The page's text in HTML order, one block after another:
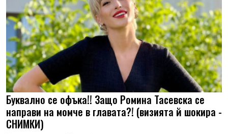
Буквално се офъка!! Защо Ромина Тасевска се
направи на момче в главата?! (визията й шокира -
СНИМКИ)